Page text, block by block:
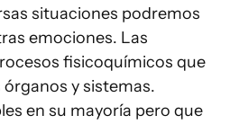
situaciones podremos
emociones. Las
fisicoquímicos que
y sistemas.
en su mayoría pero que